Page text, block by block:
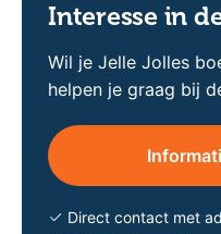
Interesse in
Wil je Jelle Jolles
helpen je graag bij
Direct contact met